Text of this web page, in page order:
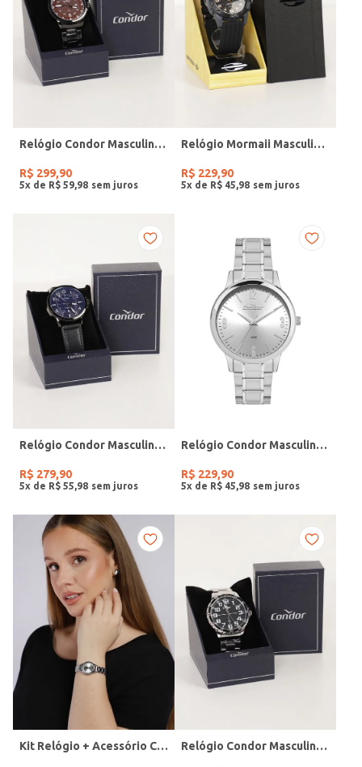
Relógio Condor Masculino PRETO
R$ 299,90
5x de R$ 59 98
Relógio Mormaii Masculino PRETO
R$ 229,90
5x de R$ 45 98
Relógio Condor Masculino PRETO
R$ 279,90
5x de R$ 55 98
Relógio Condor Masculino PRATA
R$ 229,90
5x de R$ 45 98
Kit Relógio + Acessório Condor Feminino PRATA Relógio Condor Masculino PRATA